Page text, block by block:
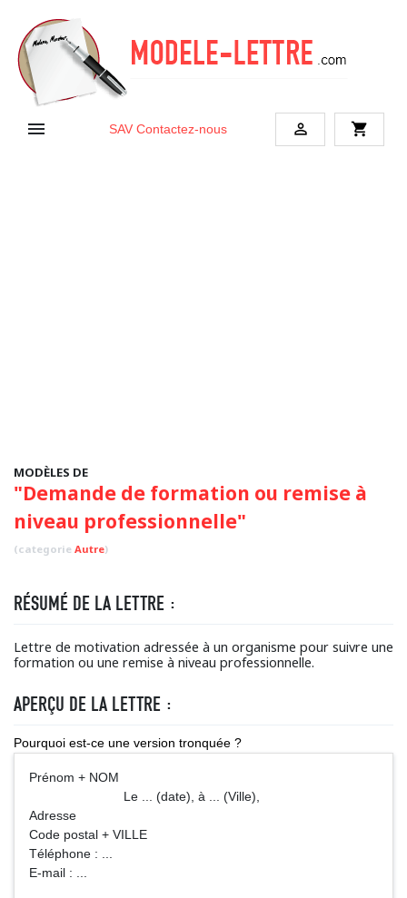
 SAV Contactez-nous  shopping_cart
MODÈLES DE
"Demande de formation ou remise à
niveau professionnelle"
(categorie Autre)
RÉSUMÉ DE LA LETTRE :
Lettre de motivation adressée à un organisme pour suivre une
formation ou une remise à niveau professionnelle.
APERÇU DE LA LETTRE :
Pourquoi est-ce une version tronquée ?
Prénom + NOM
Le ... (date), à ... (Ville),
Adresse
Code postal + VILLE
Téléphone : ...
E-mail : ...